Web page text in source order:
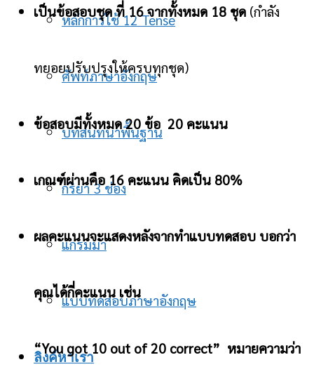
หลักการใช้ 12 Tense
ศัพท์ภาษาอังกฤษ
บทสนทนาพื้นฐาน
กริยา 3 ช่อง
แกรมม่า
แบบทดสอบภาษาอังกฤษ
ลิงค์หาเรา
เป็นข้อสอบชุด ที่ 16 จากทั้งหมด 18 ชุด (กำลัง
ทยอยปรับปรุงให้ครบทุกชุด)
ข้อสอบมีทั้งหมด 20 ข้อ 20 คะแนน
เกณฑ์ผ่านคือ 16 คะแนน คิดเป็น 80%
ผลคะแนนจะแสดงหลังจากทำแบบทดสอบ บอกว่า
คุณได้กี่คะแนน เช่น
“You got 10 out of 20 correct” หมายความว่า